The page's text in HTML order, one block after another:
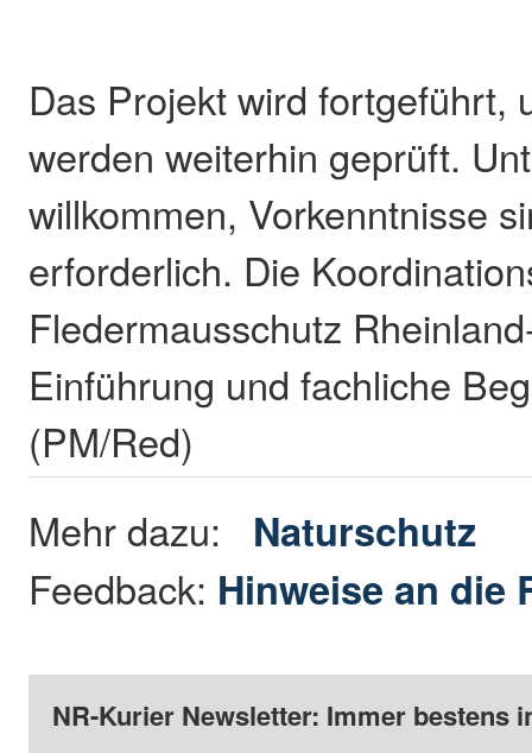
Das Projekt wird fortgeführt,
werden weiterhin geprüft.
willkommen, Vorkenntnisse
erforderlich. Die
Fledermausschutz
Einführung und fachliche
(PM/Red)
Mehr dazu: Naturschutz
Feedback: Hinweise an die
NR-Kurier Newsletter: Immer bestens